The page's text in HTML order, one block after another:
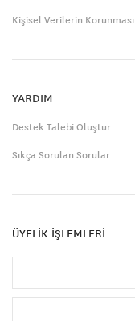
Kişisel Verilerin Korunması
YARDIM
Destek Talebi Oluştur
Sıkça Sorulan Sorular
ÜYELİK İŞLEMLERİ